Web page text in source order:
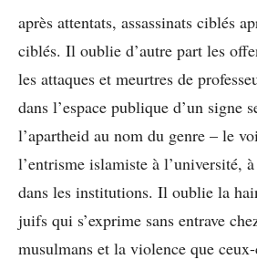
après attentats, assassinats ciblés
ciblés. Il oublie d’autre part les
les attaques et meurtres de
dans l’espace publique d’un signe
l’apartheid au nom du genre – le
l’entrisme islamiste à l’université,
dans les institutions. Il oublie la
juifs qui s’exprime sans entrave
musulmans et la violence que